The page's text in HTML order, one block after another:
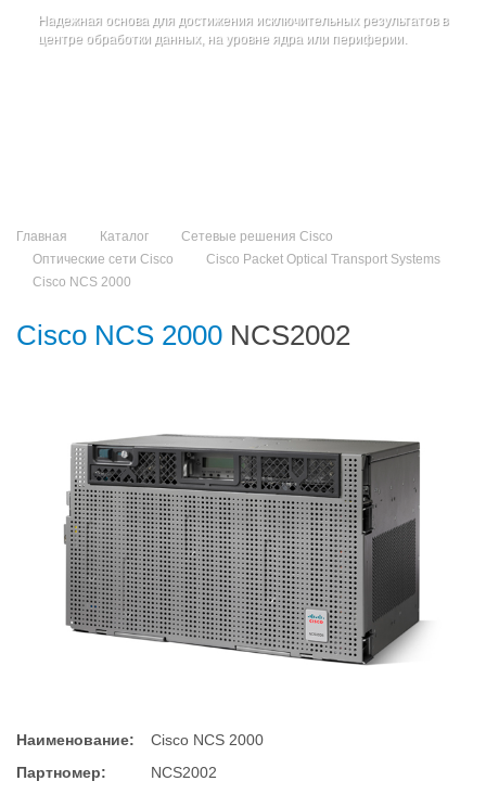
Надежная основа для достижения исключительных результатов в
центре обработки данных, на уровне ядра или периферии.
Созданы для сокращения общей стоимости владенияи
повышение адаптивности Вашего бизнеса
дополнительные компоненты
Главная Каталог
Сетевые решения Cisco
Оптические сети Cisco
Cisco Packet Optical Transport Systems
Cisco NCS 2000
Cisco NCS 2000 NCS2002
Наименование:
Cisco NCS 2000
Партномер:
NCS2002